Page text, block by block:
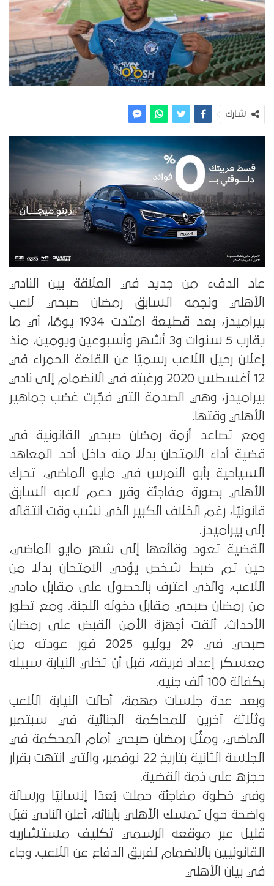
شارك
عاد الدفء من جديد في العلاقة بين النادي
الأهلي ونجمه السابق رمضان صبحي لاعب
بيراميدز، بعد قطيعة امتدت 1934 يومًا، أي ما
يقارب 5 سنوات و3 أشهر وأسبوعين ويومين، منذ
إعلان رحيل اللاعب رسميًا عن القلعة الحمراء في
12 أغسطس 2020 ورغبته في الانضمام إلى نادي
بيراميدز، وهي الصدمة التي فجّرت غضب جماهير
الأهلي وقتها.
ومع تصاعد أزمة رمضان صبحي القانونية في
قضية أداء الامتحان بدلًا منه داخل أحد المعاهد
السياحية بأبو النمرس في مايو الماضي، تحرك
الأهلي بصورة مفاجئة وقرر دعم لاعبه السابق
قانونيًا، رغم الخلاف الكبير الذي نشب وقت انتقاله
إلى بيراميدز.
القضية تعود وقائعها إلى شهر مايو الماضي،
حين تم ضبط شخص يؤدي الامتحان بدلًا من
اللاعب، والذي اعترف بالحصول على مقابل مادي
من رمضان صبحي مقابل دخوله اللجنة. ومع تطور
الأحداث، ألقت أجهزة الأمن القبض على رمضان
صبحي في 29 يوليو 2025 فور عودته من
معسكر إعداد فريقه، قبل أن تخلي النيابة سبيله
بكفالة 100 ألف جنيه.
وبعد عدة جلسات مهمة، أحالت النيابة اللاعب
وثلاثة آخرين للمحاكمة الجنائية في سبتمبر
الماضي، ومثُل رمضان صبحي أمام المحكمة في
الجلسة الثانية بتاريخ 22 نوفمبر، والتي انتهت بقرار
حجزه على ذمة القضية.
وفي خطوة مفاجئة حملت بُعدًا إنسانيًا ورسالة
واضحة حول تمسك الأهلي بأبنائه، أعلن النادي قبل
قليل عبر موقعه الرسمي تكليف مستشاريه
القانونيين بالانضمام لفريق الدفاع عن اللاعب. وجاء
في بيان الأهلي